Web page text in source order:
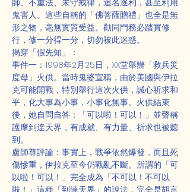
師、不重法、未守戒律，追名逐利，甚至利用
鬼害人。這些自稱的「佛菩薩贈禮」也全是無
形之物，毫無實質受益。勸同門務必踏實修
行，修一分得一分，切勿被此迷惑。
揭穿「假先知」：
事件一：1998年2月25日，XX堂舉辦「救兵災
度母」火供。當時鬼婆宣稱，由於美國與伊拉
克可能開戰，特別舉行這次火供，誠心祈求和
平，化大事為小事，小事化無事。火供結束
後，她自問自答：「可以啦！可以！」並聲稱
護摩到達天界，有成就、有力量、祈求也被聽
到。
盧師尊評論：事實上，戰爭依然爆發，而且死
傷慘重，伊拉克至今仍戰亂不斷。所謂的「可
以啦！可以！」完全成為「不可以！不可以
啦！」這種「到達天界」的說法，完全是胡言